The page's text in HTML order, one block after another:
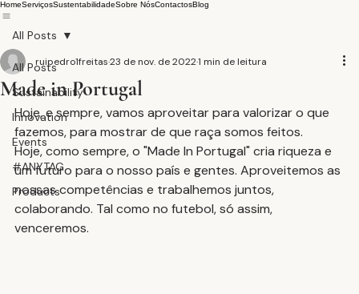
HomeServiçosSustentabilidadeSobre NósContactosBlog
All Posts
Sustainability
Innovation
Events
#ANYTAG
Products
All Posts
Made in Portugal
ruipedro1freitas23 de nov. de 20221 min de leitura
Hoje, e sempre, vamos aproveitar para valorizar o que
fazemos, para mostrar de que raça somos feitos.
Hoje, como sempre, o "Made In Portugal" cria riqueza e
um futuro para o nosso país e gentes. Aproveitemos as
nossas competências e trabalhemos juntos,
colaborando. Tal como no futebol, só assim,
venceremos.